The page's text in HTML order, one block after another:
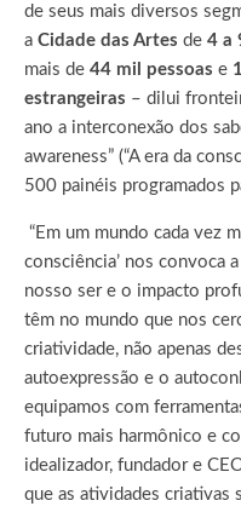
de seus mais diversos
a Cidade das Artes de 4 a
mais de 44 mil pessoas e
estrangeiras – dilui
ano a interconexão dos
awareness” (“A era da
500 painéis programados
“Em um mundo cada vez
consciência’ nos convoca
nosso ser e o impacto
têm no mundo que nos
criatividade, não apenas
autoexpressão e o
equipamos com
futuro mais harmônico e
idealizador, fundador e
que as atividades criativas